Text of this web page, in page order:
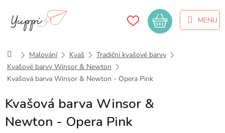
obsah
Nákupní
košík
DomůMalování Kvaš
Tradiční kvašové barvy
Kvašové barvy Winsor & Newton
Kvašová barva Winsor & Newton - Opera Pink
Kvašová barva Winsor &
Newton - Opera Pink